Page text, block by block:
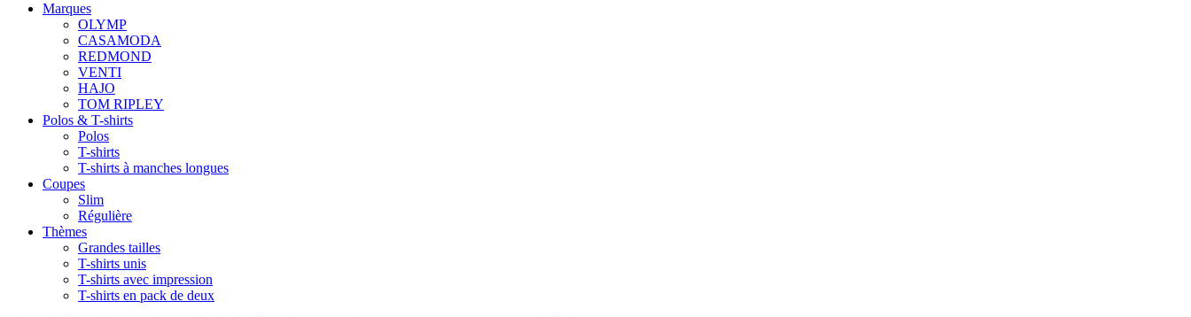
Marques
OLYMP
CASAMODA
REDMOND
VENTI
HAJO
TOM RIPLEY
Polos & T-shirts
Polos
T-shirts
T-shirts à manches longues
Coupes
Slim
Régulière
Thèmes
Grandes tailles
T-shirts unis
T-shirts avec impression
T-shirts en pack de deux